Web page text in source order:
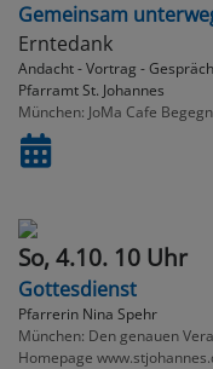
Gemeinsam
Erntedank
Andacht - Vortrag - Gespräch
Pfarramt St. Johannes
München JoMa Cafe
So, 4.10. 10 Uhr
Gottesdienst
Pfarrerin Nina Spehr
München Den genauen
Homepage